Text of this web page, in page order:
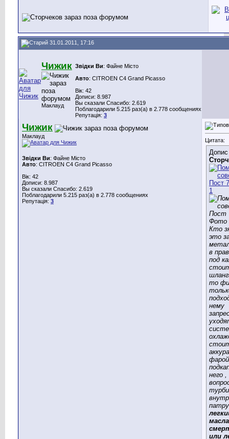
31.01.2011, 17:16
Чижик
Маклауд
Звідки Ви: Файне Місто
Авто: CITROEN C4 Grand Picasso
Вік: 42
Дописи: 8.987
Вы сказали Спасибо: 2.619
Поблагодарили 5.215 раз(а) в 2.778 сообщениях
Репутація: 3
Чижик
Маклауд
Звідки Ви: Файне Місто
Авто: CITROEN C4 Grand Picasso
Вік: 42
Дописи: 8.987
Вы сказали Спасибо: 2.619
Поблагодарили 5.215 раз(а) в 2.778 сообщениях
Репутація: 3
Цитата:
Допис
Кто
это
в
под
то
нему
него
или